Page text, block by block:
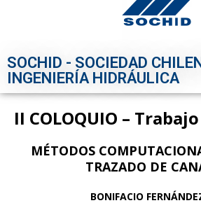
SOCHID - SOCIEDAD
INGENIERÍA HIDRÁULICA
II COLOQUIO – Trabajo
MÉTODOS
TRAZADO DE
BONIFACIO